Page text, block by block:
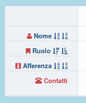
Nome
Ruolo
Afferenza
Contatti